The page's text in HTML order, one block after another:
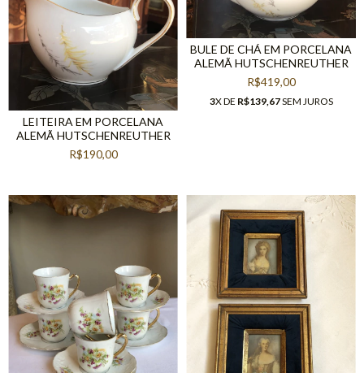
LEITEIRA EM PORCELANA
ALEMÃ HUTSCHENREUTHER
R$190,00
BULE DE CHÁ EM PORCELANA
ALEMÃ HUTSCHENREUTHER
R$419,00
3X DE R$139,67SEM JUROS